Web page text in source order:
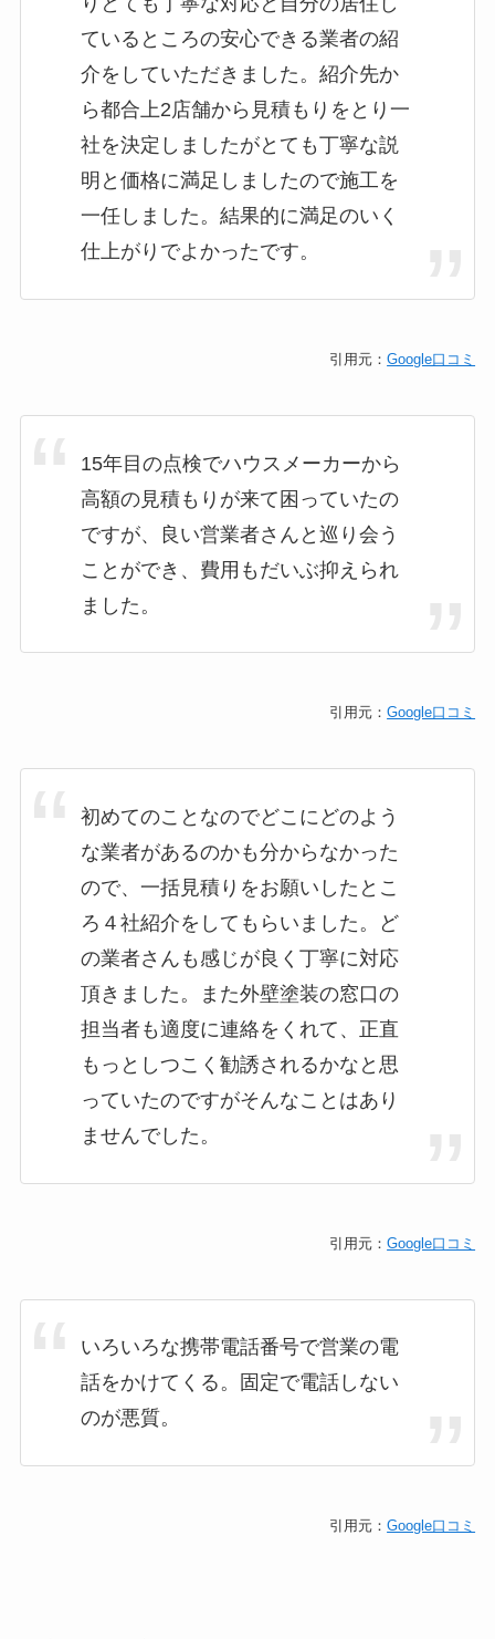
ているところの安心できる業者の紹
介をしていただきました。紹介先か
ら都合上2店舗から見積もりをとり一
社を決定しましたがとても丁寧な説
明と価格に満足しましたので施工を
一任しました。結果的に満足のいく
仕上がりでよかったです。
引用元：Google口コミ
15年目の点検でハウスメーカーから
高額の見積もりが来て困っていたの
ですが、良い営業者さんと巡り会う
ことができ、費用もだいぶ抑えられ
ました。
引用元：Google口コミ
初めてのことなのでどこにどのよう
な業者があるのかも分からなかった
ので、一括見積りをお願いしたとこ
ろ４社紹介をしてもらいました。ど
の業者さんも感じが良く丁寧に対応
頂きました。また外壁塗装の窓口の
担当者も適度に連絡をくれて、正直
もっとしつこく勧誘されるかなと思
っていたのですがそんなことはあり
ませんでした。
引用元：Google口コミ
いろいろな携帯電話番号で営業の電
話をかけてくる。固定で電話しない
のが悪質。
引用元：Google口コミ